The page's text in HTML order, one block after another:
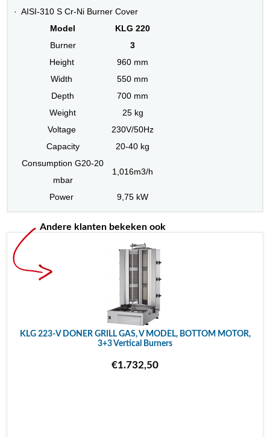
· AISI-310 S Cr-Ni Burner Cover
Model
KLG 220
Burner
3
Height
960 mm
Width
550 mm
Depth
700 mm
Weight
25 kg
Voltage
230V/50Hz
Capacity
20-40 kg
Consumption G20-20
mbar
1,016m3/h
Power 9,75 kW
Andere klanten bekeken ook
KLG 223-V DONER GRILL GAS, V MODEL, BOTTOM MOTOR,
3+3 Vertical Burners
€1.732,50